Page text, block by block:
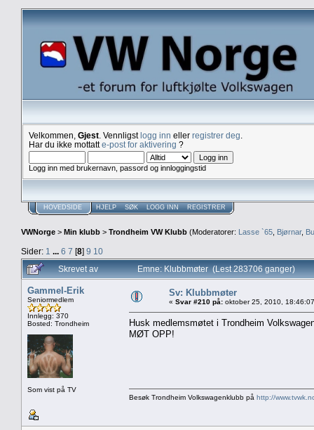
Velkommen, Gjest . Vennligstlogg inn eller registrer deg
Har du ikke mottatte-post for aktivering ?
Logg inn med brukernavn, passord og innloggingstid
HOVEDSIDE HJELP SØK LOGG INN REGISTRER
VWNorge > Min klubb > Trondheim VW Klubb (Moderatorer: Lasse `65 Bjørnar,
Sider: 1 ... 6 7 [8] 9 10
Skrevet av
Emne: Klubbmøter (Lest 283706 ganger)
Gammel-Erik
Seniormedlem
Innlegg: 370
Bosted: Trondheim
Som vist på TV
Sv: Klubbmøter
« Svar #210 på: oktober 25, 2010,
Husk medlemsmøtet i Trondheim
MØT OPP!
Besøk Trondheim Volkswagenklubb på http://